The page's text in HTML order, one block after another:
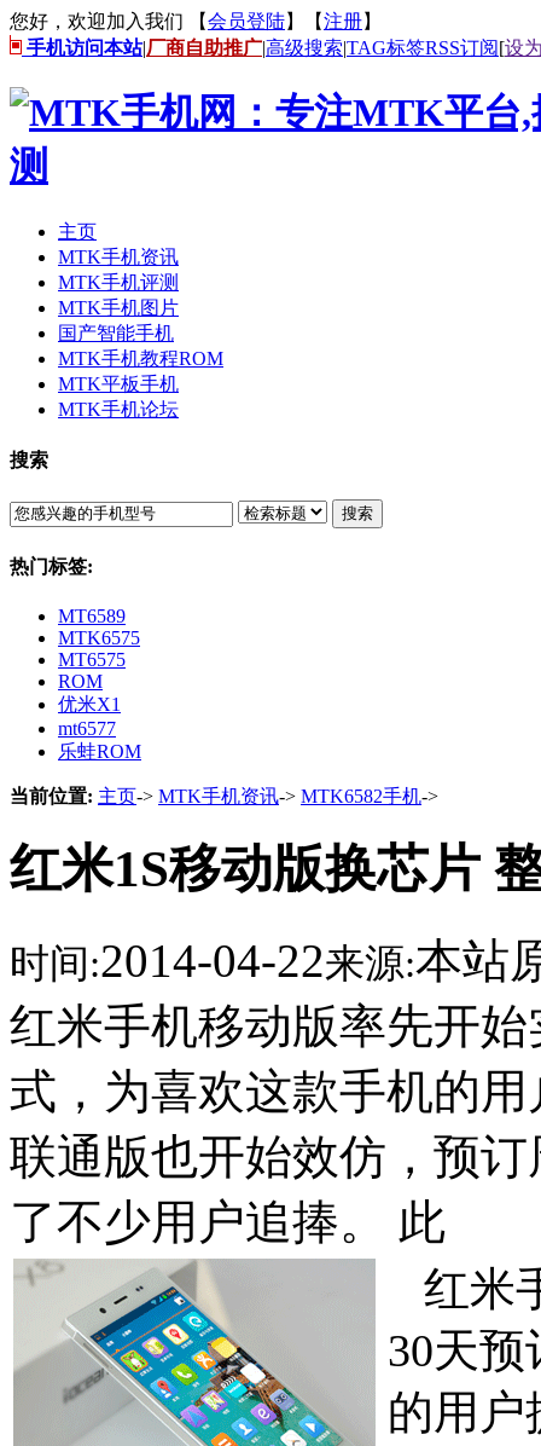
您好，欢迎加入我们 【会员登陆】【注册】
手机访问本站|厂商自助推广|高级搜索|TAG标签RSS订阅[设
主页
MTK手机资讯
MTK手机评测
MTK手机图片
国产智能手机
MTK手机教程ROM
MTK平板手机
MTK手机论坛
搜索
搜索
热门标签:
MT6589
MTK6575
MT6575
ROM
优米X1
mt6577
乐蛙ROM
当前位置: 主页-> MTK手机资讯-> MTK6582手机->
红米1S移动版换芯片
时间:2014-04-22来源:本站
红米手机移动版率先开
式，为喜欢这款手机的
联通版也开始效仿，预
了不少用户追捧。 此
红米
30天
的用户